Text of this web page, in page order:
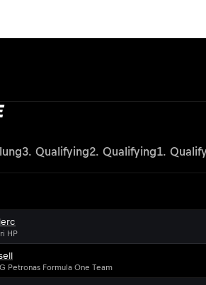
3. Qualifying2. Qualifying1.
HP
Petronas Formula One Team